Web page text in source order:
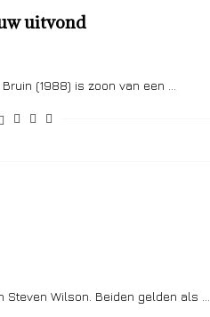
uitvond
(1988) is zoon van een …
Steven Wilson. Beiden gelden als …